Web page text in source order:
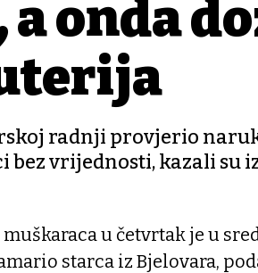
onda
radnji provjerio
vrijednosti, kazali su
u četvrtak je u
starca iz Bjelovara,